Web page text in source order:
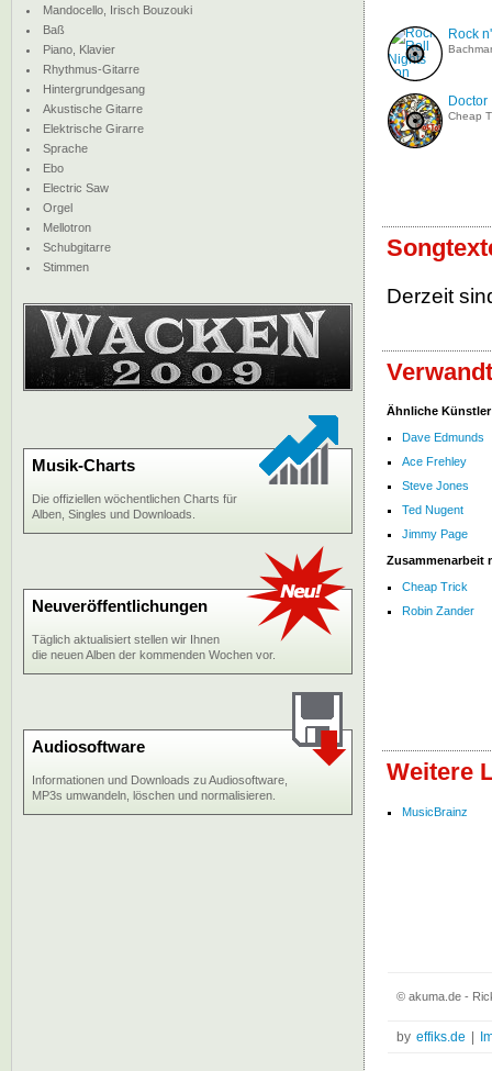
Rock
Doctor
Cheap
Derzeit
Ähnliche Künstler
Dave Edmunds
Ace Frehley
Steve Jones
Ted Nugent
Jimmy Page
Zusammenarbeit
Cheap Trick
Robin Zander
Weitere
MusicBrainz
Mandocello, Irisch Bouzouki
Baß
Piano, Klavier
Rhythmus-Gitarre
Hintergrundgesang
Akustische Gitarre
Elektrische Girarre
Sprache
Ebo
Electric Saw
Orgel
Mellotron
Schubgitarre
Stimmen
Musik-Charts
Die offiziellen wöchentlichen Charts für
Alben, Singles und Downloads.
Neuveröffentlichungen
Täglich aktualisiert stellen wir Ihnen
die neuen Alben der kommenden Wochen vor.
Audiosoftware
Informationen und Downloads zu Audiosoftware,
MP3s umwandeln, löschen und normalisieren.
© akuma.de -
by effiks.de